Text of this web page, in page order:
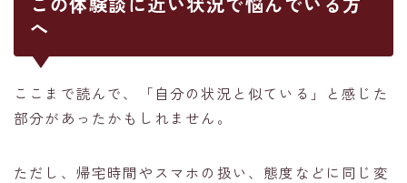
へ
ここまで読んで、「自分の状況と似ている」と感じた
部分があったかもしれません。
ただし、帰宅時間やスマホの扱い、態度などに同じ変